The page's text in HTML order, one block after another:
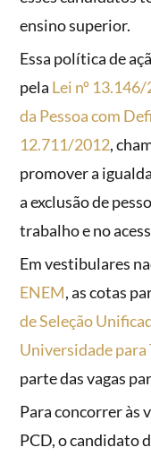
ensino superior.
Essa política de
pela Lei nº
da Pessoa com
12.711/2012,
promover a
a exclusão de
trabalho e no
Em vestibulares
ENEM, as cotas
de Seleção
Universidade para
parte das vagas
Para concorrer às
PCD, o candidato